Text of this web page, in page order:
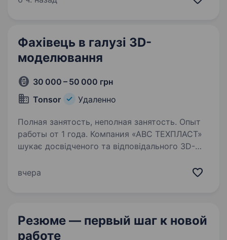
Фахівець в галузі 3D-
моделювання
30 000 – 50 000 грн
Tonsor
Удаленно
Полная занятость, неполная занятость. Опыт
работы от 1 года. Компания «АВС ТЕХПЛАСТ»
шукає досвідченого та відповідального 3D-
плата: 30 000 — 50 000 грн (за результатами
вчера
Резюме — первый шаг к новой
работе